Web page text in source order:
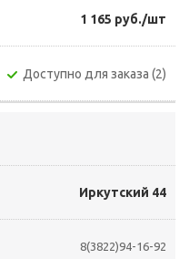
1 165 руб./шт
Доступно для заказа (2)
Иркутский 44
8(3822)94-16-92